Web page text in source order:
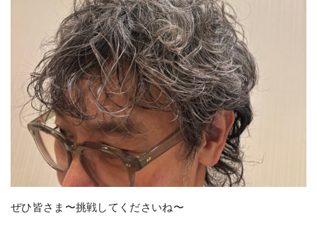
ぜひ皆さま〜挑戦してくださいね〜